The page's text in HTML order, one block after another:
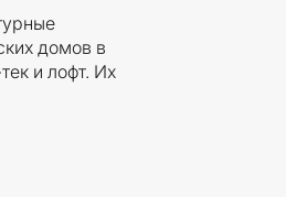
домов в
и лофт. Их